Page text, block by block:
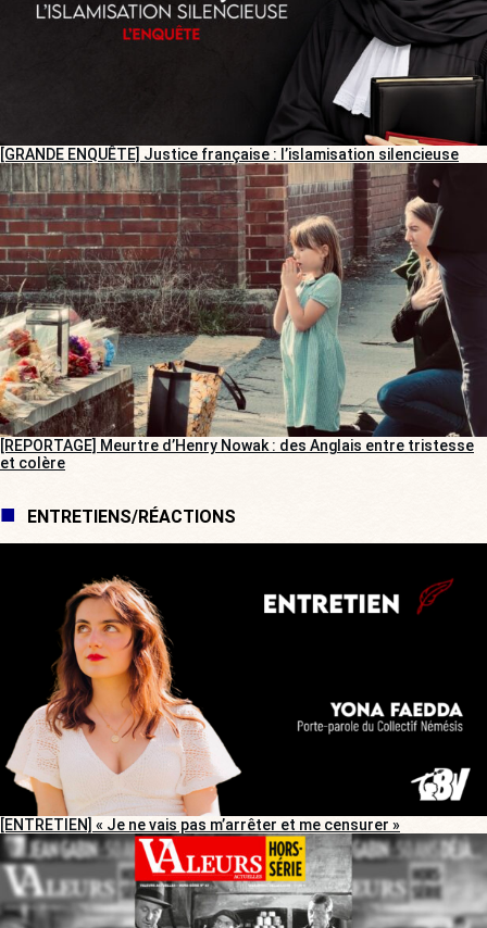
[GRANDE ENQUÊTE] Justice française : l’islamisation silencieuse
[REPORTAGE] Meurtre d’Henry Nowak : des Anglais entre tristesse
et colère
ENTRETIENS/RÉACTIONS
[ENTRETIEN] « Je ne vais pas m’arrêter et me censurer »